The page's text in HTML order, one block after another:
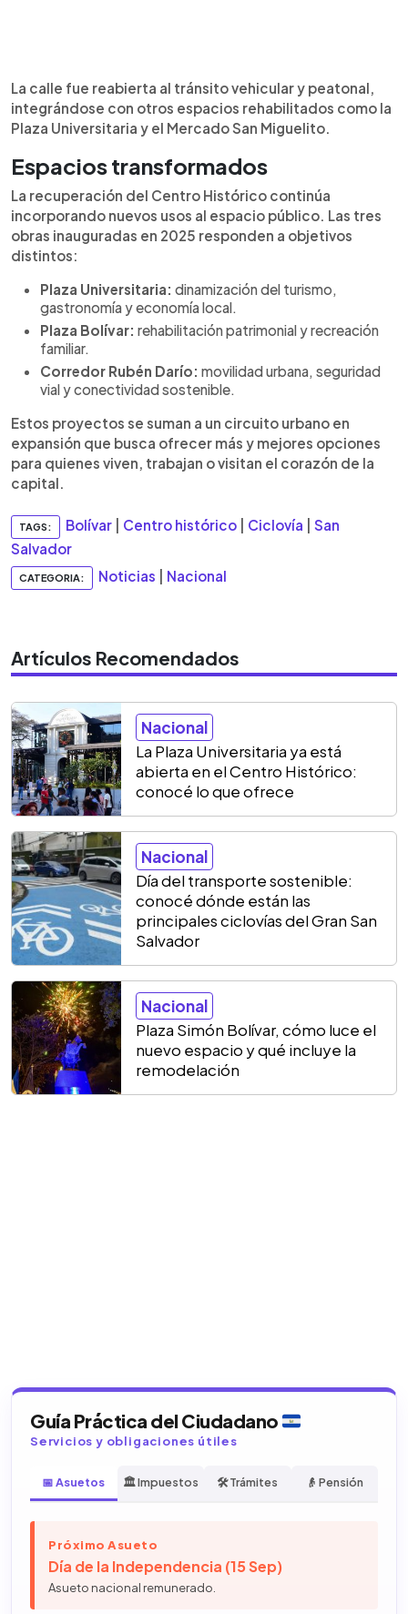
La calle fue reabierta al tránsito vehicular y peatonal,
integrándose con otros espacios rehabilitados como la
Plaza Universitaria y el Mercado San Miguelito.
Espacios transformados
La recuperación del Centro Histórico continúa
incorporando nuevos usos al espacio público. Las tres
obras inauguradas en 2025 responden a objetivos
distintos:
Plaza Universitaria: dinamización del turismo,
gastronomía y economía local.
Plaza Bolívar: rehabilitación patrimonial y recreación
familiar.
Corredor Rubén Darío: movilidad urbana, seguridad
vial y conectividad sostenible.
Estos proyectos se suman a un circuito urbano en
expansión que busca ofrecer más y mejores opciones
para quienes viven, trabajan o visitan el corazón de la
capital.
TAGS: Bolívar Centro histórico Ciclovía
San
Salvador
CATEGORIA: Noticias Nacional
Artículos Recomendados
Nacional
La Plaza Universitaria ya está
abierta en el Centro Histórico:
conocé lo que ofrece
Nacional
Día del transporte sostenible:
conocé dónde están las
principales ciclovías del Gran San
Salvador
Nacional
Plaza Simón Bolívar, cómo luce el
nuevo espacio y qué incluye la
remodelación
Guía Práctica del Ciudadano
Servicios y obligaciones útiles
📅 Asuetos 🏛️ Impuestos 🛠️ Trámites 👴 Pensión
Próximo Asueto
Día de la Independencia (15 Sep)
Asueto nacional remunerado.